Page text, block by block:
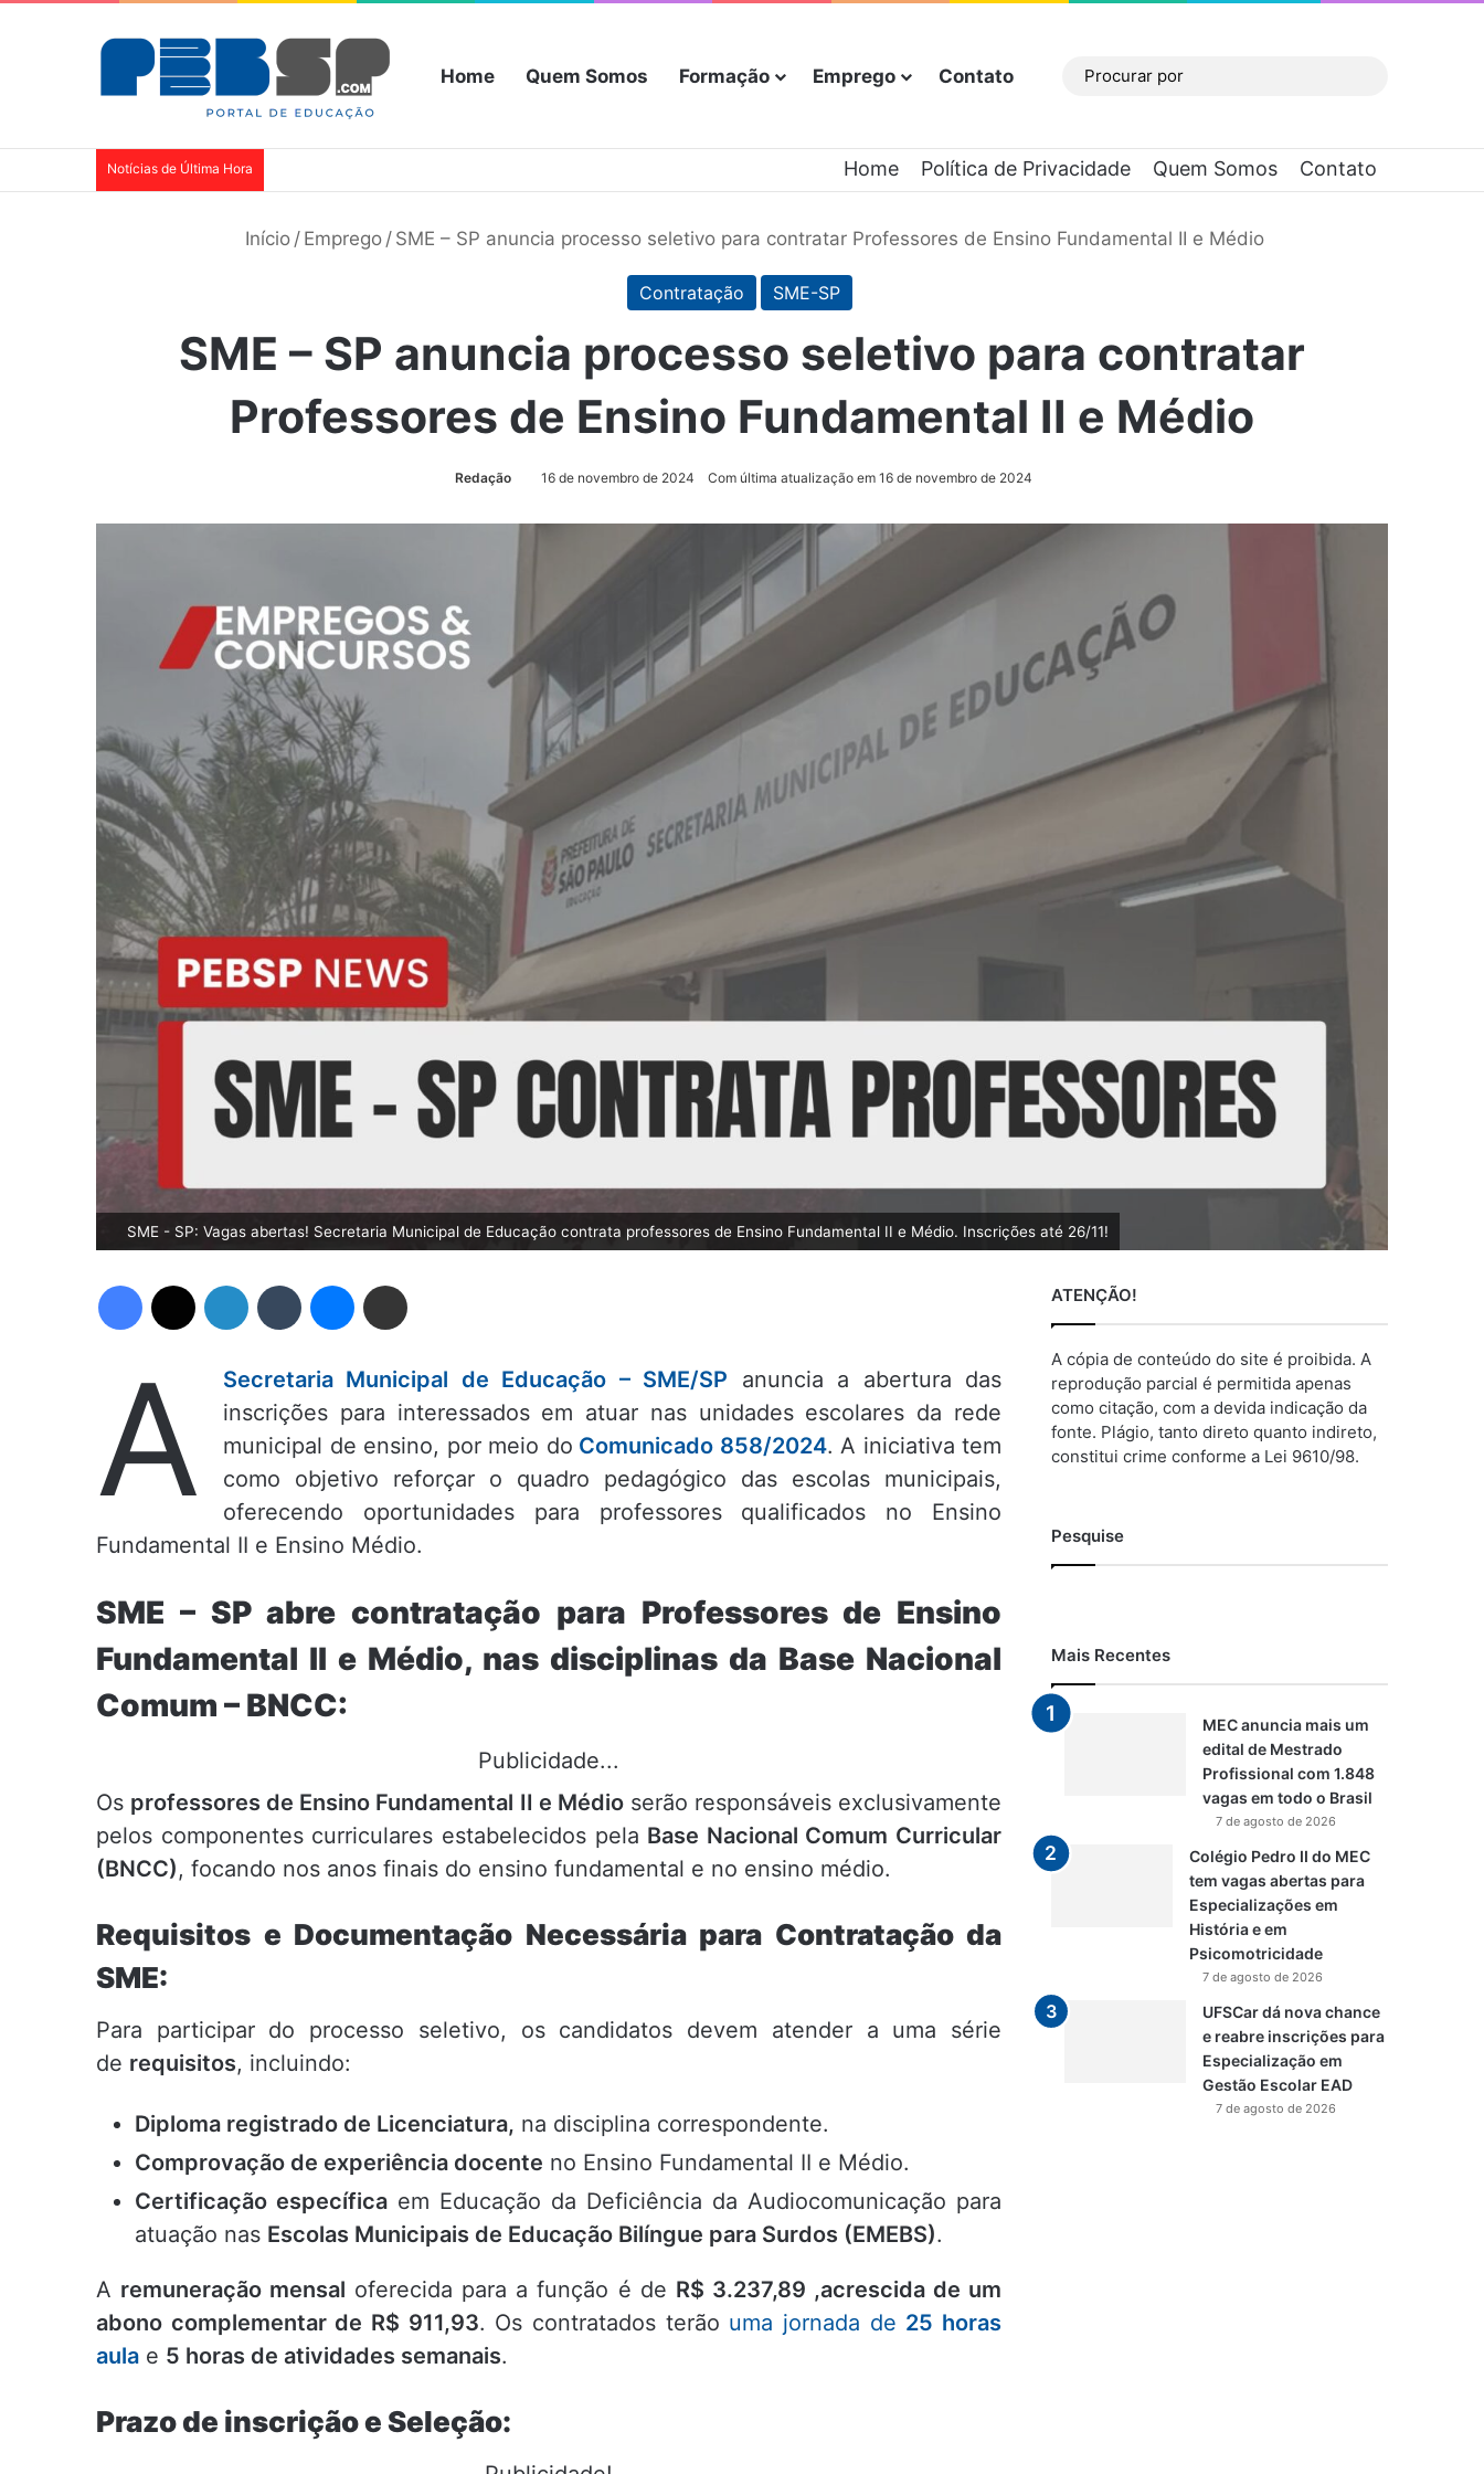
Home Quem Somos Formação Emprego Contato Barra Lateral
Notícias de Última Hora Home Política de Privacidade Quem Somos Contato
Início / Emprego / SME – SP anuncia processo seletivo para contratar Professores de Ensino Fundamental II e Médio
Contratação SME-SP
SME – SP anuncia processo seletivo para contratar
Professores de Ensino Fundamental II e Médio
Redação 16 de novembro de 2024 Com última atualização em 16 de novembro de 2024
SME - SP: Vagas abertas! Secretaria Municipal de Educação contrata professores de Ensino Fundamental II e Médio. Inscrições até 26/11!
A Secretaria Municipal de Educação – SME/SP
anuncia a abertura das
inscrições para interessados em atuar nas unidades escolares da rede
municipal de ensino, por meio do Comunicado 858/2024. A iniciativa tem
como objetivo reforçar o quadro pedagógico das escolas municipais,
oferecendo oportunidades para professores qualificados no Ensino
Fundamental II e Ensino Médio.
SME – SP abre contratação para Professores de Ensino
Fundamental II e Médio, nas disciplinas da Base Nacional
Comum – BNCC:
Publicidade...
Os professores de Ensino Fundamental II e Médioserão responsáveis exclusivamente
pelos componentes curriculares estabelecidos pela Base Nacional Comum Curricular
(BNCC), focando nos anos finais do ensino fundamental e no ensino médio.
Requisitos e Documentação Necessária para Contratação da
SME:
Para participar do processo seletivo, os candidatos devem atender a uma série
de requisitos, incluindo:
Diploma registrado de Licenciatura, na disciplina correspondente.
Comprovação de experiência docente no Ensino Fundamental II e Médio.
Certificação específica em Educação da Deficiência da Audiocomunicação para
atuação nas Escolas Municipais de Educação Bilíngue para Surdos (EMEBS).
A remuneração mensal oferecida para a função é de R$ 3.237,89 ,acrescida de um
abono complementar de R$ 911,93. Os contratados terão uma jornada de 25 horas
aula e 5 horas de atividades semanais.
Prazo de inscrição e Seleção:
ATENÇÃO!
A cópia de conteúdo do site é proibida. A
reprodução parcial é permitida apenas
como citação, com a devida indicação da
fonte. Plágio, tanto direto quanto indireto,
constitui crime conforme a Lei 9610/98.
Pesquise
Mais Recentes
MEC anuncia mais um
edital de Mestrado
Profissional com 1.848
vagas em todo o Brasil
7 de agosto de 2026
Colégio Pedro II do MEC
tem vagas abertas para
Especializações em
História e em
Psicomotricidade
7 de agosto de 2026
UFSCar dá nova chance
e reabre inscrições para
Especialização em
Gestão Escolar EAD
7 de agosto de 2026